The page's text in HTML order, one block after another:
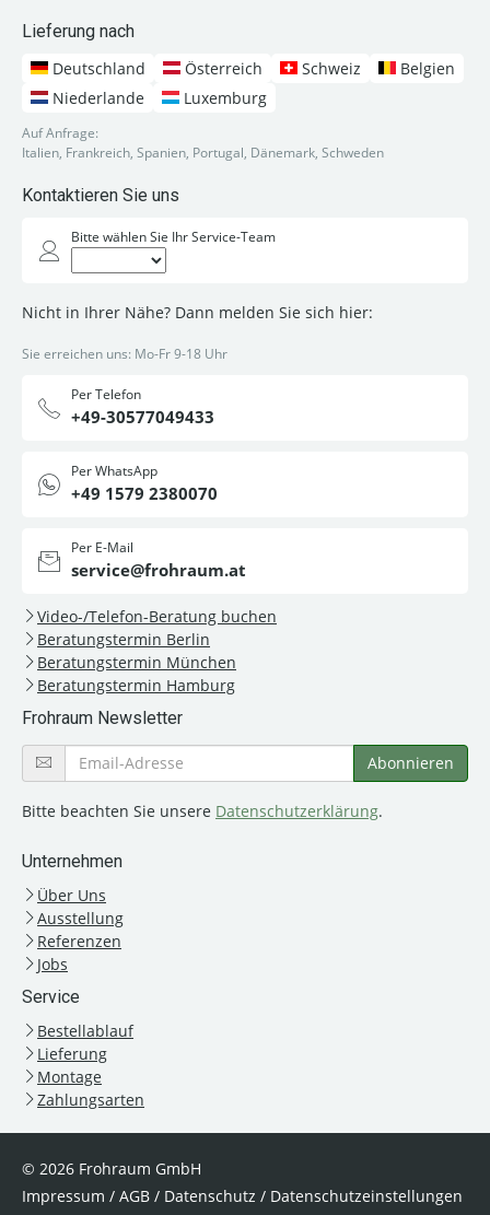
Lieferung nach
Deutschland
Österreich Schweiz
Belgien
Niederlande
Luxemburg
Auf Anfrage:
Italien, Frankreich, Spanien, Portugal, Dänemark, Schweden
Kontaktieren Sie uns
Bitte wählen Sie Ihr Service-Team
Nicht in Ihrer Nähe? Dann melden Sie sich hier:
Sie erreichen uns: Mo-Fr 9-18 Uhr
Per Telefon
+49-30577049433
Per WhatsApp
+49 1579 2380070
Per E-Mail
service@frohraum.at
Video-/Telefon-Beratung buchen
Beratungstermin Berlin
Beratungstermin München
Beratungstermin Hamburg
Frohraum Newsletter
Bitte beachten Sie unsere Datenschutzerklärung.
Unternehmen
Über Uns
Ausstellung
Referenzen
Jobs
Service
Bestellablauf
Lieferung
Montage
Zahlungsarten
© 2026 Frohraum GmbH
Impressum / AGB / Datenschutz / Datenschutzeinstellungen